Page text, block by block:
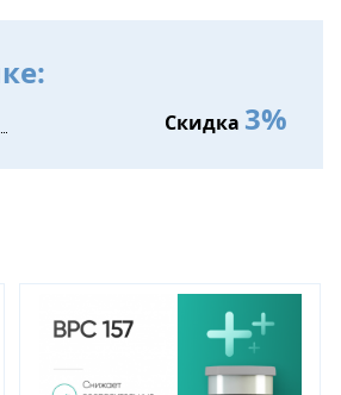
Скидка 3%